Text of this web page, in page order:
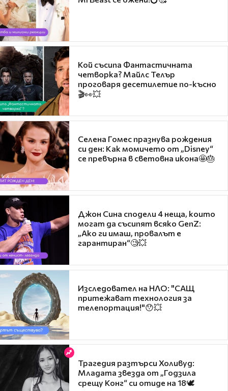
Кой съсипа Фантастичната
четворка? Майлс Телър
проговаря десетилетие по-късно
🎬👀💥
Селена Гомес празнува рождения
си ден: Как момичето от „Disney“
се превърна в световна икона🤩🎂
Джон Сина сподели 4 неща, които
могат да съсипят всяко GenZ:
„Ако ги имаш, провалът е
гарантиран“🧐💥
Изследовател на НЛО: "САЩ
притежават технология за
телепортация!"😯💥
Трагедия разтърси Холивуд:
Младата звезда от „Годзила
срещу Конг“ си отиде на 18🕊️